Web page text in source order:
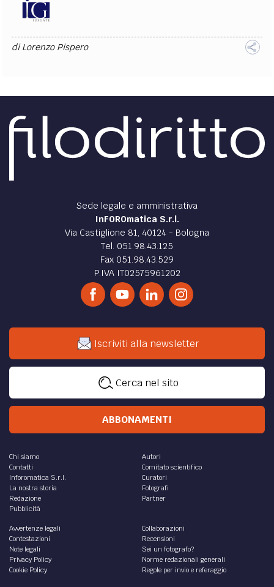
diLorenzo Pispero
placato. Breve analisi tra storia, giurisprudenza e attualità,
del rapporto tra giustizia e politica
Alessia Albanese
DIRITTO /
Rilettura articoli che disciplinano la nomina degli attuali
giudici tributari, oggi nominati su proposta del MEF in
vista della riforma Cartabia.
Percorsi Penali: Editoriale
Il primo numero speciale della rivista Percorsi penali,
dedicato al vasto disegno riformatore, meglio noto come
Vincenzo Giuseppe Giglio,Jean-Paule Castagno
Quale giustizia in questa riforma?
Senza una giustizia che garantisca un diritto veloce ed
economico continueremo sempre a pagare un costo
DIRITTO / Legge Pinto: quanto costa allo Stato
l’irragionevole durata del processo?
Falle procedurali, disorganizzazioni amministrative,
ai ritardi nel giungere a sentenza.
diFederico Radi